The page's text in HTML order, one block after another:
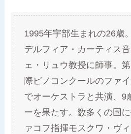
1995年宇部生まれの26歳
デルフィア・カーティス
ェ・リュウ教授に師事。
際ピノコンクールのファ
でオーケストラと共演、9
ーを果たす。数多くの国
ァコフ指揮モスクワ・ヴ